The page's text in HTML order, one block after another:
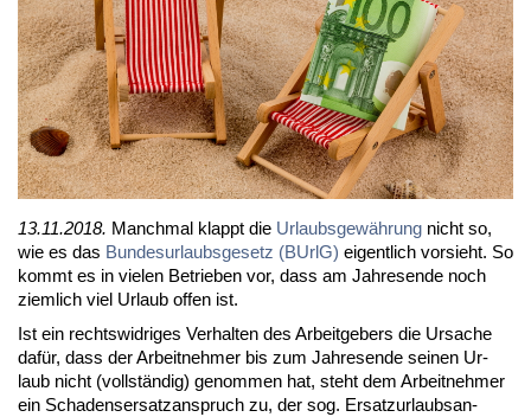
13.11.2018. Manch­mal klappt die Ur­laubs­ge­wäh­rung nicht so,
wie es das Bun­des­ur­laubs­ge­setz (BUrlG) ei­gent­lich vor­sieht. So
kommt es in vie­len Be­trie­ben vor, dass am Jah­res­en­de noch
ziem­lich viel Ur­laub of­fen ist.
Ist ein rechts­wid­ri­ges Ver­hal­ten des Ar­beit­ge­bers die Ur­sa­che
da­für, dass der Ar­beit­neh­mer bis zum Jah­res­en­de sei­nen Ur­
laub nicht (voll­stän­dig) ge­nom­men hat, steht dem Ar­beit­neh­mer
ein Scha­dens­er­satz­an­spruch zu, der sog. Er­satz­ur­laubs­an­